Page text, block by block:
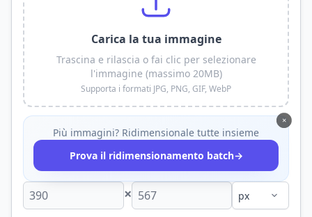
Carica la tua immagine
Trascina e rilascia o fai clic per selezionare
l'immagine (massimo 20MB)
Supporta i formati JPG, PNG, GIF, WebP
×
Più immagini? Ridimensionale tutte insieme
Prova il ridimensionamento batch→
×